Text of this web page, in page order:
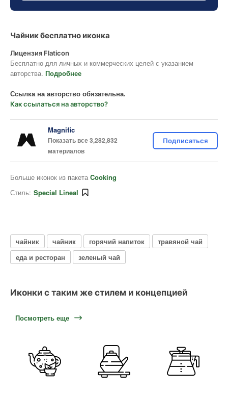
Чайник бесплатно иконка
Лицензия Flaticon
Бесплатно для личных и коммерческих целей с указанием
авторства. Подробнее
Ссылка на авторство обязательна.
Как ссылаться на авторство?
Magnific
Показать все 3,282,832
материалов
Подписаться
Больше иконок из пакета Cooking
Стиль: Special Lineal
чайник чайник горячий напиток
травяной чай
еда и ресторан
зеленый чай
Иконки с таким же стилем и концепцией
Посмотреть еще